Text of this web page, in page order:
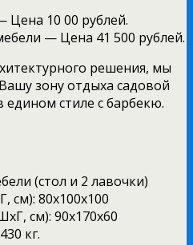
10 00 рублей.
— Цена 41 500 рублей.
решения, мы
зону отдыха садовой
стиле с барбекю.
(стол и 2 лавочки)
80х100х100
см): 90х170х60
кг.